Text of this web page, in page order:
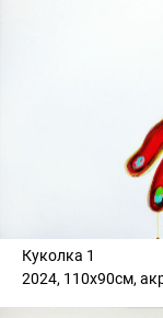
Куколка 1
2024, 110х90см,